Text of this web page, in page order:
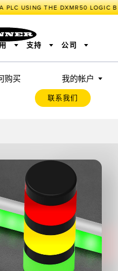
USING THE DXMR50 LOGIC
购买 我的帐户
联系我们
照明和指示
BARCODE & VISION
智能传感器
拾取指示灯
支持 公司